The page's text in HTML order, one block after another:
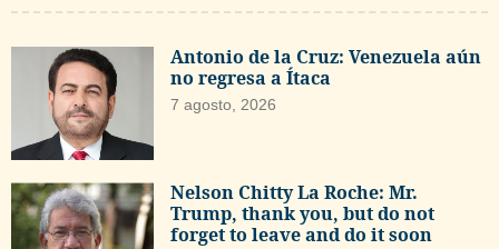
Antonio de la Cruz: Venezuela aún
no regresa a Ítaca
7 agosto, 2026
Nelson Chitty La Roche: Mr.
Trump, thank you, but do not
forget to leave and do it soon